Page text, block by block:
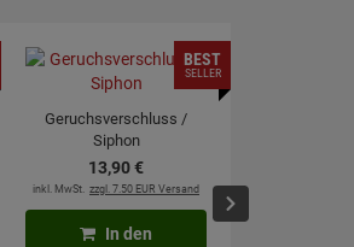
Geruchsverschluss /
Siphon
13,90€
inkl. MwSt. zzgl. 7.50 EUR Versand
BEST
SELLER
In den